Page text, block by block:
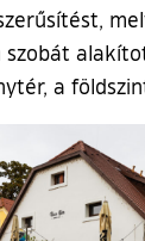
szobát
a
utánra